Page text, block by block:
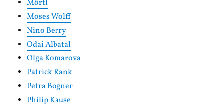
Mörtl
Moses Wolff
Nino Berry
Odai Albatal
Olga Komarova
Patrick Rank
Petra Bogner
Philip Kause